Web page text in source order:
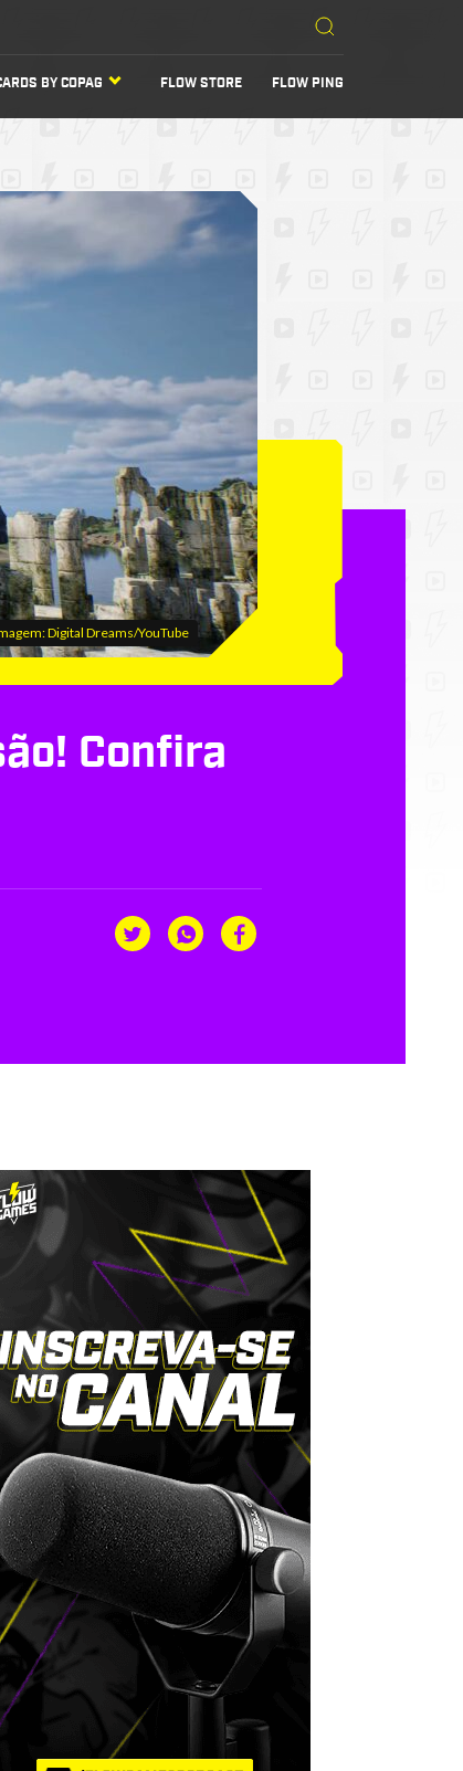
BY COPAG FLOW STORE FLOW PING
Digital Dreams/YouTube
Confira